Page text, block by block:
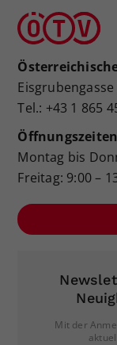
Tel.: +43 1 865
Montag bis
Freitag: 9:00 –
Mit der